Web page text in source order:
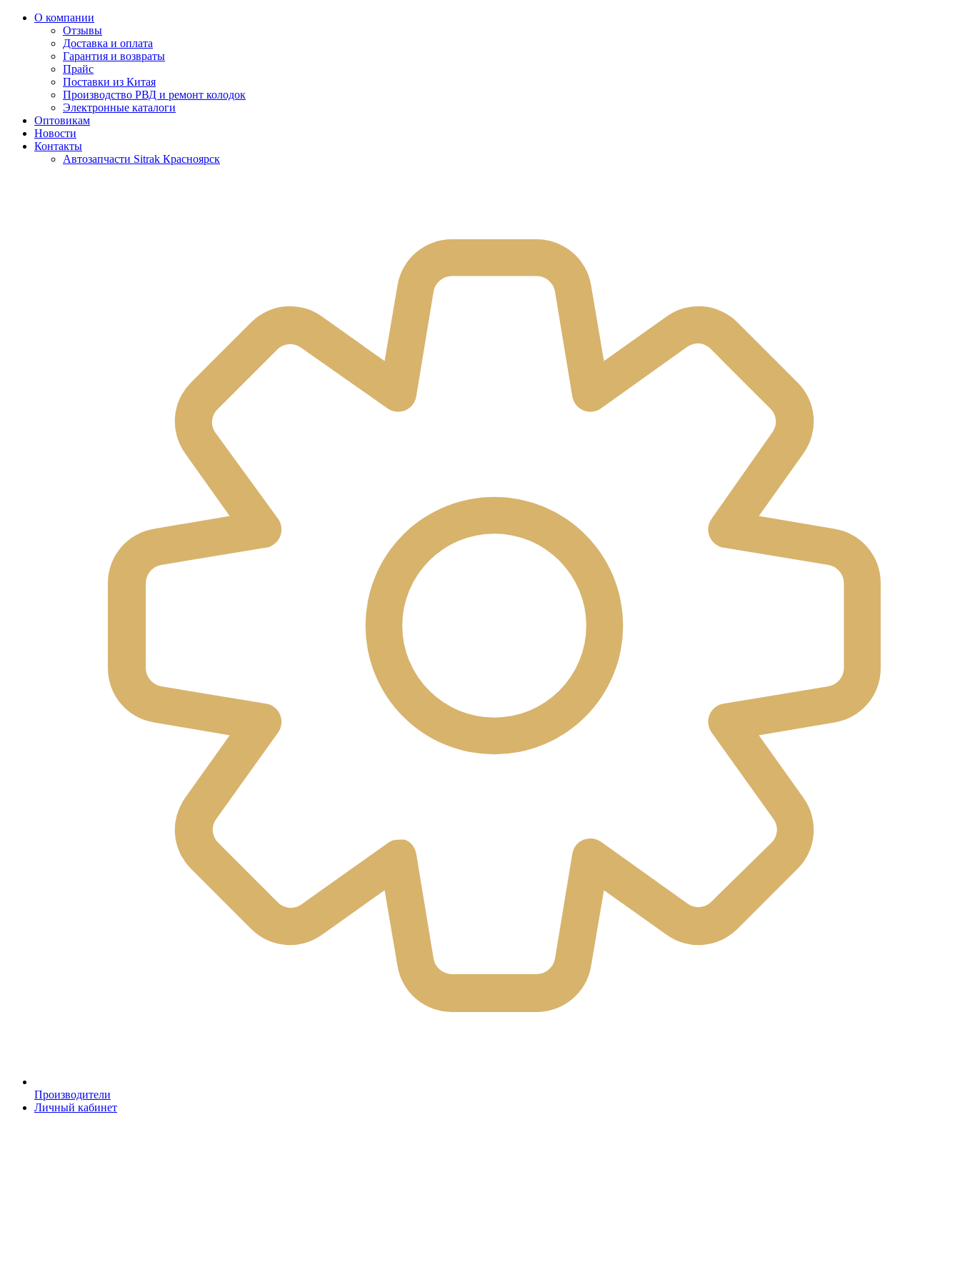
О компании
Отзывы
Доставка и оплата
Гарантия и возвраты
Прайс
Поставки из Китая
Производство РВД и ремонт колодок
Электронные каталоги
Оптовикам
Новости
Контакты
Автозапчасти Sitrak Красноярск
Производители
Личный кабинет